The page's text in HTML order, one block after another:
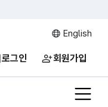
English
로그인 회원가입
전체